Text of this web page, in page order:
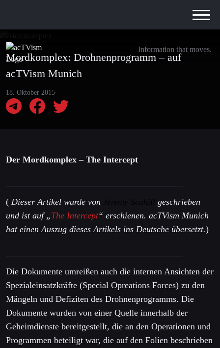
Information that moves.
Mordkomplex: Drohnenprogramm – auf
acTVism Munich
18. Oktober 2015
Der Mordkomplex – The Intercept
( Dieser Artikel wurde von
geschrieben
und ist auf „ The Intercept“ erschienen. acTVism Munich
hat einen Auszug dieses Artikels ins Deutsche übersetzt.)
Die Dokumente umreißen auch die internen Ansichten der
Spezialeinsatzkräfte (Special Opreations Forces) zu den
Mängeln und Defiziten des Drohnenprogramms. Die
Dokumente wurden von einer Quelle innerhalb der
Geheimdienste bereitgestellt, die an den Operationen und
Programmen beteiligt war, die auf den Folien beschrieben